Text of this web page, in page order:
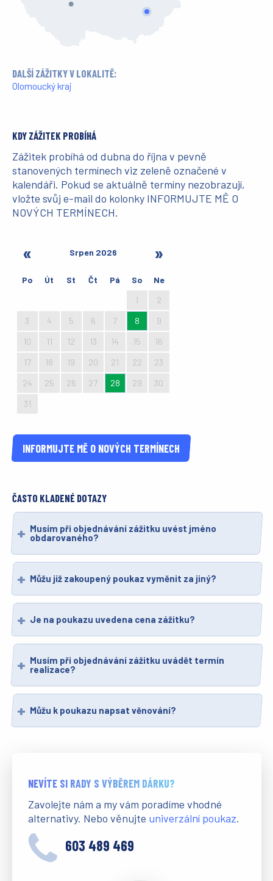
DALŠÍ ZÁŽITKY V LOKALITĚ:
Olomoucký kraj
KDY ZÁŽITEK PROBÍHÁ
Zážitek probíhá od dubna do října v pevně
stanovených termínech viz zeleně označené v
kalendáři. Pokud se aktuálně termíny nezobrazují,
vložte svůj e-mail do kolonky INFORMUJTE MĚ O
NOVÝCH TERMÍNECH.
Srpen 2026
Po Út St Čt Pá So
Ne
1
2
3
4 5 6 7 8
9
10
11 12 13 14 15
16
17
18 19 20 21 22
23
24
25 26 27 28 29
30
31
INFORMUJTE MĚ O NOVÝCH TERMÍNECH
ČASTO KLADENÉ DOTAZY
Musím při objednávání zážitku uvést jméno
obdarovaného?
Můžu již zakoupený poukaz vyměnit za jiný?
Je na poukazu uvedena cena zážitku?
Musím při objednávání zážitku uvádět termín
realizace?
Můžu k poukazu napsat věnování?
NEVÍTE SI RADY S VÝBĚREM DÁRKU?
Zavolejte nám a my vám poradíme vhodné
alternativy. Nebo věnujte univerzální poukaz.
603 489 469